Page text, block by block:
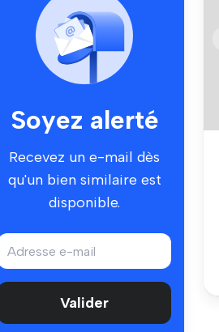
Soyez alerté
Recevez un e-mail dès
qu'un bien similaire est
disponible.
Valider